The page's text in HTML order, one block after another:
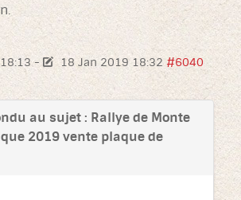
- 18 Jan 2019 18:32 #6040
au sujet : Rallye de Monte
2019 vente plaque de